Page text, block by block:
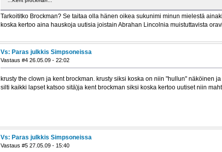
Tarkoititko Brockman? Se taitaa olla hänen oikea sukunimi minun mielestä
koska kertoo aina hauskoja uutisia joistain Abrahan Lincolnia muistuttavista
Vs: Paras julkkis Simpsoneissa
Vastaus #4 26.05.09 - 22:02
krusty the clown ja kent brockman. krusty siksi koska on niin "hullun" näköinen
silti kaikki lapset katsoo sitä)ja kent brockman siksi koska kertoo uutiset niin
Vs: Paras julkkis Simpsoneissa
Vastaus #5 27.05.09 - 15:40